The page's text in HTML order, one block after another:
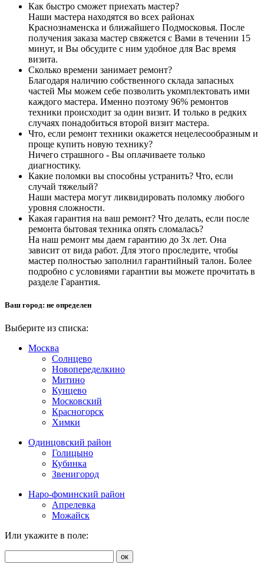
Как быстро сможет приехать мастер?
Наши мастера находятся во всех районах
Краснознаменска и ближайшего Подмосковья. После
получения заказа мастер свяжется с Вами в течении 15
минут, и Вы обсудите с ним удобное для Вас время
визита.
Сколько времени занимает ремонт?
Благодаря наличию собственного склада запасных
частей Мы можем себе позволить укомплектовать ими
каждого мастера. Именно поэтому 96% ремонтов
техники происходит за один визит. И только в редких
случаях понадобиться второй визит мастера.
Что, если ремонт техники окажется нецелесообразным и
проще купить новую технику?
Ничего страшного - Вы оплачиваете только
диагностику.
Какие поломки вы способны устранить? Что, если
случай тяжелый?
Наши мастера могут ликвидировать поломку любого
уровня сложности.
Какая гарантия на ваш ремонт? Что делать, если после
ремонта бытовая техника опять сломалась?
На наш ремонт мы даем гарантию до 3х лет. Она
зависит от вида работ. Для этого проследите, чтобы
мастер полностью заполнил гарантийный талон. Более
подробно с условиями гарантии вы можете прочитать в
разделе Гарантия.
Ваш город: не определен
Выберите из списка:
Москва
Солнцево
Новопеределкино
Митино
Кунцево
Московский
Красногорск
Химки
Одинцовский район
Голицыно
Кубинка
Звенигород
Наро-фоминский район
Апрелевка
Можайск
Или укажите в поле:
ок